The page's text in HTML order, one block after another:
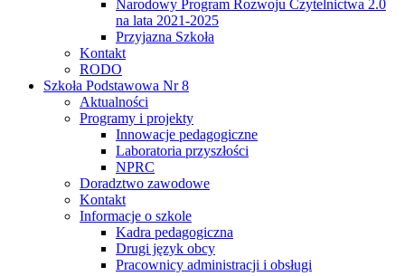
Narodowy Program Rozwoju Czytelnictwa 2.0
na lata 2021-2025
Przyjazna Szkoła
Kontakt
RODO
Szkoła Podstawowa Nr 8
Aktualności
Programy i projekty
Innowacje pedagogiczne
Laboratoria przyszłości
NPRC
Doradztwo zawodowe
Kontakt
Informacje o szkole
Kadra pedagogiczna
Drugi język obcy
Pracownicy administracji i obsługi